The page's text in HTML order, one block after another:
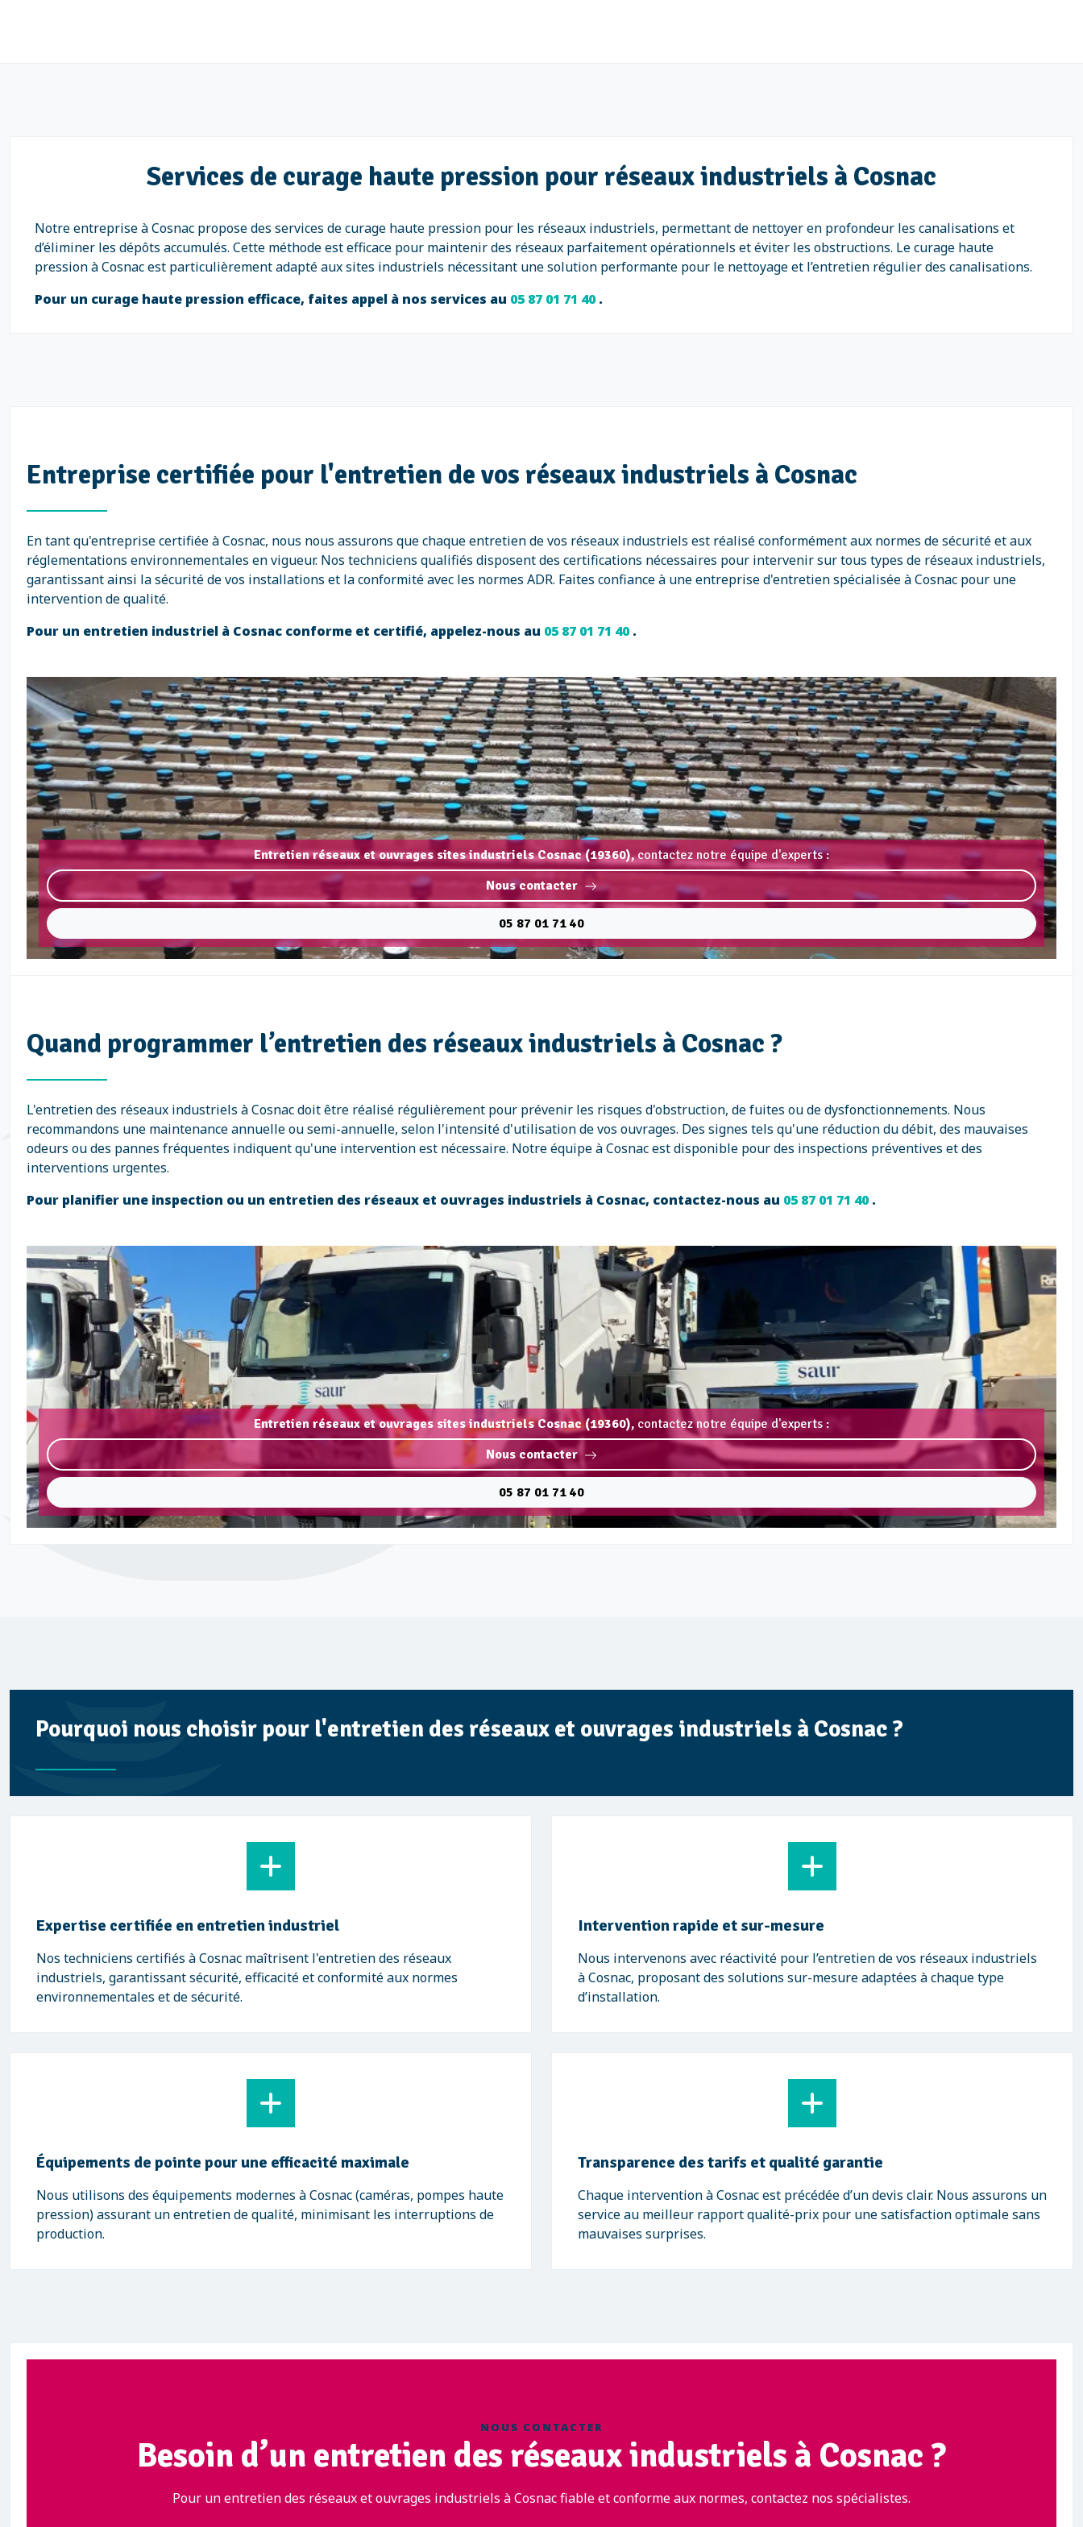
Services de curage haute pression pour réseaux industriels à Cosnac
Notre entreprise à Cosnac propose des services de curage haute pression pour les réseaux industriels, permettant de nettoyer en profondeur les canalisations et
d’éliminer les dépôts accumulés. Cette méthode est efficace pour maintenir des réseaux parfaitement opérationnels et éviter les obstructions. Le curage haute
pression à Cosnac est particulièrement adapté aux sites industriels nécessitant une solution performante pour le nettoyage et l’entretien régulier des canalisations.
Pour un curage haute pression efficace, faites appel à nos services au 05 87 01 71 40.
Entreprise certifiée pour l'entretien de vos réseaux industriels à Cosnac
En tant qu'entreprise certifiée à Cosnac, nous nous assurons que chaque entretien de vos réseaux industriels est réalisé conformément aux normes de sécurité et aux
réglementations environnementales en vigueur. Nos techniciens qualifiés disposent des certifications nécessaires pour intervenir sur tous types de réseaux industriels,
garantissant ainsi la sécurité de vos installations et la conformité avec les normes ADR. Faites confiance à une entreprise d'entretien spécialisée à Cosnac pour une
intervention de qualité.
Pour un entretien industriel à Cosnac conforme et certifié, appelez-nous au 05 87 01 71 40.
Entretien réseaux et ouvrages sites industriels Cosnac (19360),contactez notre équipe d'experts :
Nous contacter
05 87 01 71 40
Quand programmer l’entretien des réseaux industriels à Cosnac ?
L'entretien des réseaux industriels à Cosnac doit être réalisé régulièrement pour prévenir les risques d'obstruction, de fuites ou de dysfonctionnements. Nous
recommandons une maintenance annuelle ou semi-annuelle, selon l'intensité d'utilisation de vos ouvrages. Des signes tels qu'une réduction du débit, des mauvaises
odeurs ou des pannes fréquentes indiquent qu'une intervention est nécessaire. Notre équipe à Cosnac est disponible pour des inspections préventives et des
interventions urgentes.
Pour planifier une inspection ou un entretien des réseaux et ouvrages industriels à Cosnac, contactez-nous au 05 87 01 71 40.
Entretien réseaux et ouvrages sites industriels Cosnac (19360), contactez notre équipe d'experts :
Nous contacter
05 87 01 71 40
Pourquoi nous choisir pour l'entretien des réseaux et ouvrages industriels à Cosnac ?
Expertise certifiée en entretien industriel
Nos techniciens certifiés à Cosnac maîtrisent l'entretien des réseaux
industriels, garantissant sécurité, efficacité et conformité aux normes
environnementales et de sécurité.
Intervention rapide et sur-mesure
Nous intervenons avec réactivité pour l’entretien de vos réseaux industriels
à Cosnac, proposant des solutions sur-mesure adaptées à chaque type
d’installation.
Équipements de pointe pour une efficacité maximale
Nous utilisons des équipements modernes à Cosnac (caméras, pompes haute
pression) assurant un entretien de qualité, minimisant les interruptions de
production.
Transparence des tarifs et qualité garantie
Chaque intervention à Cosnac est précédée d’un devis clair. Nous assurons un
service au meilleur rapport qualité-prix pour une satisfaction optimale sans
mauvaises surprises.
NOUS CONTACTER
Besoin d’un entretien des réseaux industriels à Cosnac ?
Pour un entretien des réseaux et ouvrages industriels à Cosnac fiable et conforme aux normes, contactez nos spécialistes.